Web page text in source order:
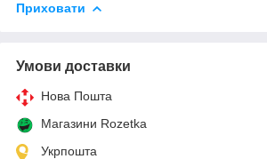
Приховати
Умови доставки
Нова Пошта
Магазини Rozetka
Укрпошта